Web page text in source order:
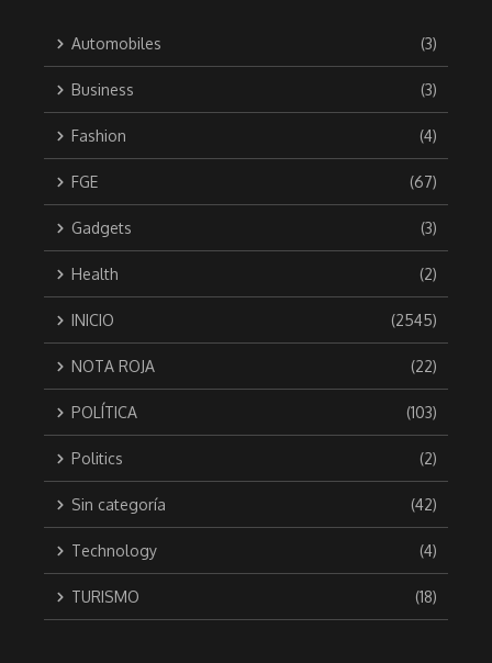
Automobiles (3)
Business (3)
Fashion (4)
FGE (67)
Gadgets (3)
Health (2)
INICIO (2545)
NOTA ROJA (22)
POLÍTICA (103)
Politics (2)
Sin categoría (42)
Technology (4)
TURISMO (18)